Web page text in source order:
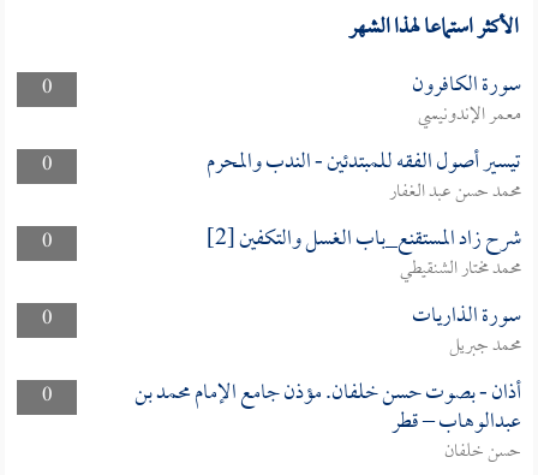
الأكثر استماعا لهذا الشهر
0 سورة الكافرون
معمر الإندونيسي
0
تيسير أصول الفقه للمبتدئين - الندب والمحرم
محمد حسن عبد الغفار
0
شرح زاد المستقنع_باب الغسل والتكفين [2]
محمد مختار الشنقيطي
0
سورة الذاريات
محمد جبريل
0
أذان - بصوت حسن خلفان. مؤذن جامع الإمام محمد بن
عبدالوهاب – قطر
حسن خلفان